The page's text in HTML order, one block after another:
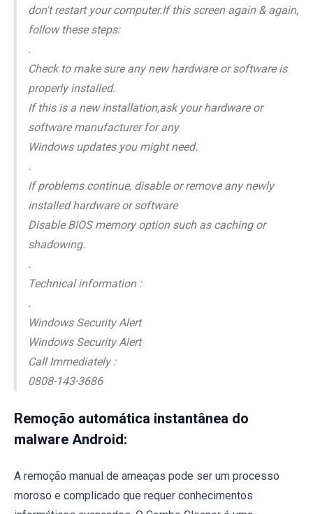
don't restart your computer.If this screen again & again,
follow these steps:
.
Check to make sure any new hardware or software is
properly installed.
If this is a new installation,ask your hardware or
software manufacturer for any
Windows updates you might need.
.
If problems continue, disable or remove any newly
installed hardware or software
Disable BIOS memory option such as caching or
shadowing.
.
Technical information :
.
Windows Security Alert
Windows Security Alert
Call Immediately :
0808-143-3686
Remoção automática instantânea do
malware Android:
A remoção manual de ameaças pode ser um processo
moroso e complicado que requer conhecimentos